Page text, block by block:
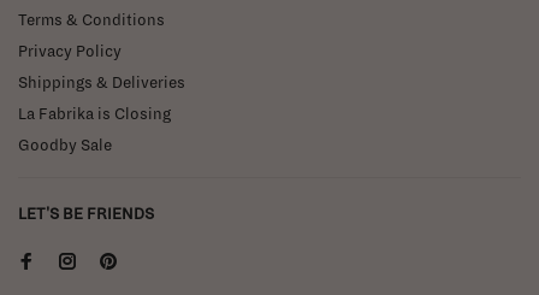
Terms & Conditions
Privacy Policy
Shippings & Deliveries
La Fabrika is Closing
Goodby Sale
LET'S BE FRIENDS